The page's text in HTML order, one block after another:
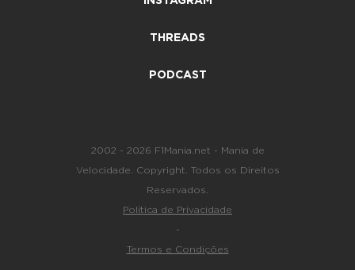
THREADS
PODCAST
2002 - 2026 F1Mania.net - Mania de
Velocidade. Copyright. Todos os Direitos
Reservados.
Política de Privacidade
-
Termos e Condições